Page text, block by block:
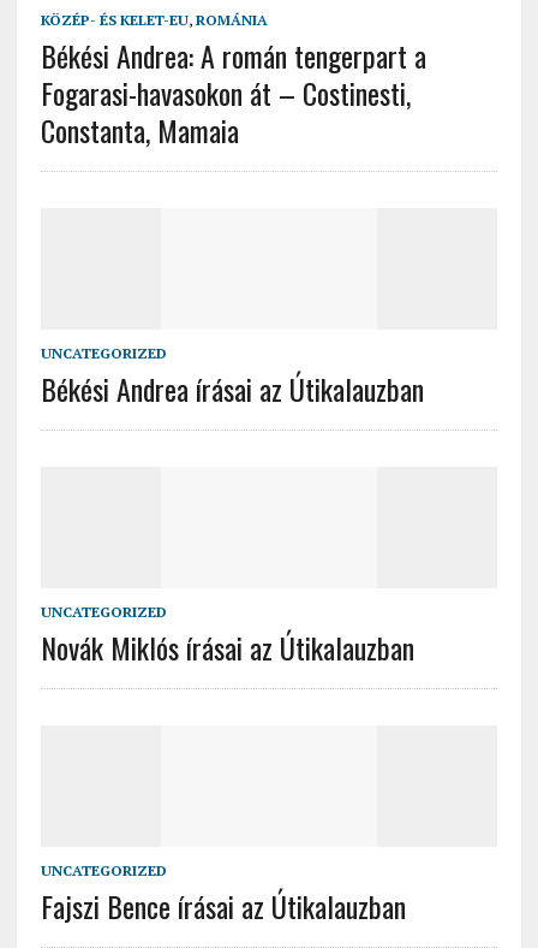
KÖZÉP- ÉS KELET-EU, ROMÁNIA
Békési Andrea: A román tengerpart a
Fogarasi-havasokon át – Costinesti,
Constanta, Mamaia
UNCATEGORIZED
Békési Andrea írásai az Útikalauzban
UNCATEGORIZED
Novák Miklós írásai az Útikalauzban
UNCATEGORIZED
Fajszi Bence írásai az Útikalauzban